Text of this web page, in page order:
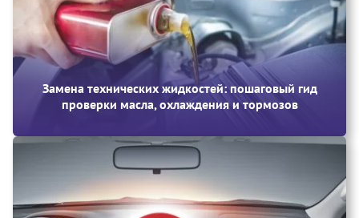
Замена технических жидкостей: пошаговый гид
проверки масла, охлаждения и тормозов